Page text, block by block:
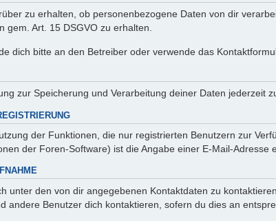
zu erhalten, ob personenbezogene Daten von dir
gem. Art. 15 DSGVO zu erhalten.
dich bitte an den Betreiber oder verwende das
zur Speicherung und Verarbeitung deiner Daten
der Funktionen, die nur registrierten Benutzern zur
der Foren-Software) ist die Angabe einer E-Mail-Adresse
unter den von dir angegebenen Kontaktdaten zu
andere Benutzer dich kontaktieren, sofern du dies an